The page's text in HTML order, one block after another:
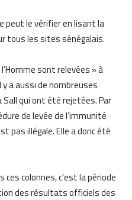
peut le vérifier en lisant la
tous les sites sénégalais.
sont relevées » à
y a aussi de nombreuses
qui ont été rejetées. Par
de levée de l’immunité
pas illégale. Elle a donc été
ces colonnes, c’est la période
des résultats officiels des